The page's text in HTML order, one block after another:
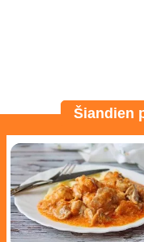
Šiandien